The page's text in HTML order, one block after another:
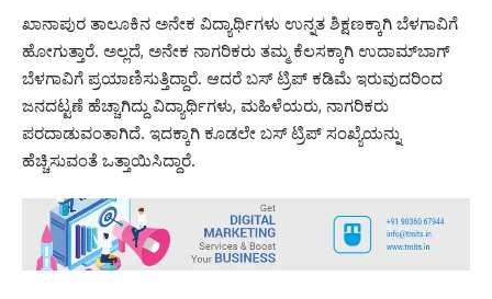
ಖಾನಾಪುರ ತಾಲೂಕಿನ ಅನೇಕ ವಿದ್ಯಾರ್ಥಿಗಳು ಉನ್ನತ ಶಿಕ್ಷಣಕ್ಕಾಗಿ ಬೆಳಗಾವಿಗೆ
ಹೋಗುತ್ತಾರೆ. ಅಲ್ಲದೆ, ಅನೇಕ ನಾಗರಿಕರು ತಮ್ಮ ಕೆಲಸಕ್ಕಾಗಿ ಉದಾಮ್‌ಬಾಗ್
ಬೆಳಗಾವಿಗೆ ಪ್ರಯಾಣಿಸುತ್ತಿದ್ದಾರೆ. ಆದರೆ ಬಸ್ ಟ್ರಿಪ್ ಕಡಿಮೆ ಇರುವುದರಿಂದ
ಜನದಟ್ಟಣೆ ಹೆಚ್ಚಾಗಿದ್ದು ವಿದ್ಯಾರ್ಥಿಗಳು, ಮಹಿಳೆಯರು, ನಾಗರಿಕರು
ಪರದಾಡುವಂತಾಗಿದೆ. ಇದಕ್ಕಾಗಿ ಕೂಡಲೇ ಬಸ್ ಟ್ರಿಪ್ ಸಂಖ್ಯೆಯನ್ನು
ಹೆಚ್ಚಿಸುವಂತೆ ಒತ್ತಾಯಿಸಿದ್ದಾರೆ.